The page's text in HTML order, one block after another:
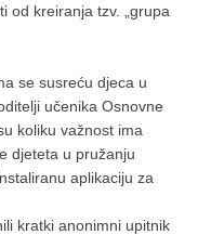
od kreiranja tzv. „grupa
se susreću djeca u
učenika Osnovne
koliku važnost ima
djeteta u pružanju
aplikaciju za
kratki anonimni upitnik